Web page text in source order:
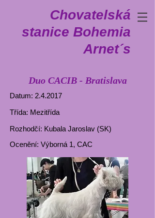
Chovatelská
stanice Bohemia
Arnet´s
Duo CACIB - Bratislava
Datum: 2.4.2017
Třída: Mezitřída
Rozhodčí: Kubala Jaroslav (SK)
Ocenění: Výborná 1, CAC